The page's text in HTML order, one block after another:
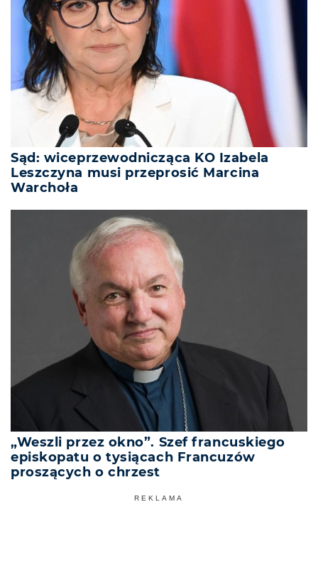
Sąd: wiceprzewodnicząca KO Izabela
Leszczyna musi przeprosić Marcina
Warchoła
„Weszli przez okno”. Szef francuskiego
episkopatu o tysiącach Francuzów
proszących o chrzest
REKLAMA